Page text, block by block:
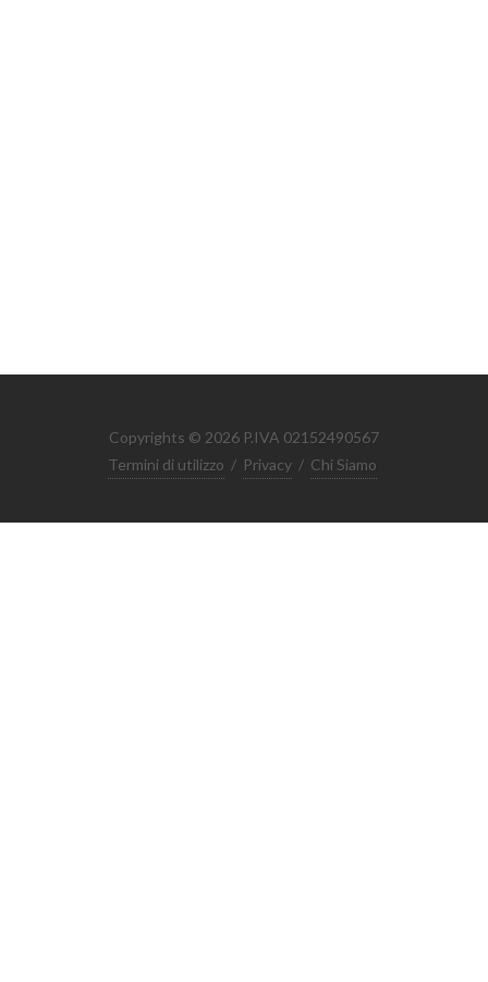
Copyrights © 2026 P.IVA 02152490567
Termini di utilizzo / Privacy / Chi Siamo